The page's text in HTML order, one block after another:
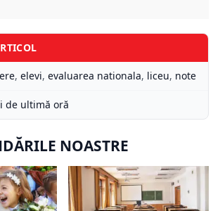
, elevi, evaluarea nationala, liceu, note
de ultimă oră
NOASTRE